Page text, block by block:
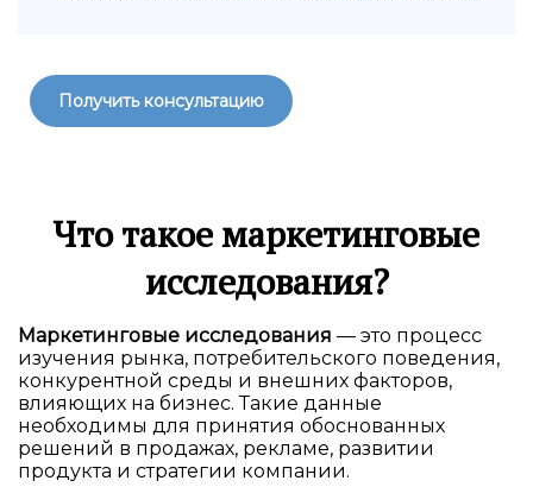
Получить консультацию
Что такое маркетинговые
исследования?
Маркетинговые исследования — это процесс
изучения рынка, потребительского поведения,
конкурентной среды и внешних факторов,
влияющих на бизнес. Такие данные
необходимы для принятия обоснованных
решений в продажах, рекламе, развитии
продукта и стратегии компании.